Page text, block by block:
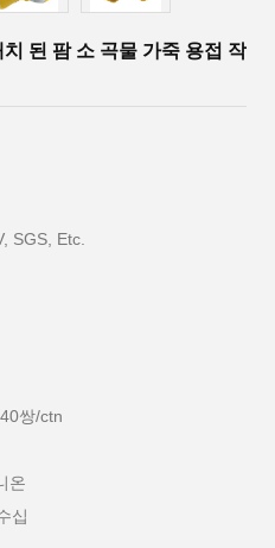
된 팜 소 곡물 가죽 용접 작
SGS, Etc.
쌍/ctn
온
십